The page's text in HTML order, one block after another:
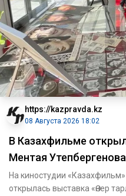
https://kazpravda.kz
08 Августа 2026 18:02
В Казахфильме
Ментая Утепбергенова
На киностудии
открылась выставка «Өнер